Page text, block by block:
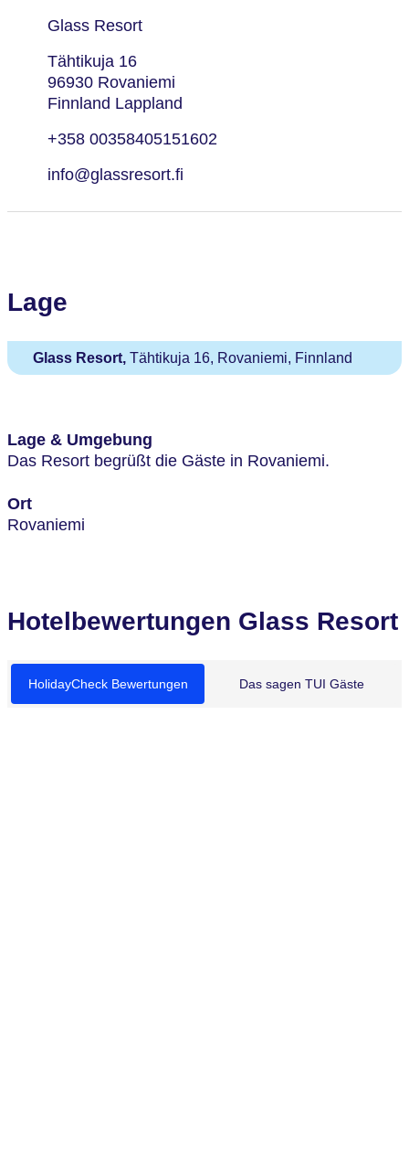
Glass Resort
Tähtikuja 16
96930 Rovaniemi
Finnland Lappland
+358 00358405151602
info@glassresort.fi
Lage
Glass Resort, Tähtikuja 16, Rovaniemi, Finnland
Lage & Umgebung
Das Resort begrüßt die Gäste in Rovaniemi.
Ort
Rovaniemi
Hotelbewertungen Glass Resort
HolidayCheck Bewertungen Das sagen TUI Gäste